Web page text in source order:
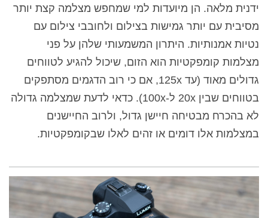
ידנית מלאה. הן מיועדות למי שמחפש מצלמה קצת יותר
מסיבית עם יותר גמישות בצילום ולחובבי צילום עם
נטיות אמנותיות. היתרון המשמעותי שלהן על פני
מצלמות קומפקטיות הוא הזום, שיכול להגיע לטווחים
גדולים מאוד (עד 125x, אם כי רוב הדגמים מסתפקים
בטווחים שבין 20x ל-100x). כדאי לדעת שמצלמה גדולה
לא בהכרח מבטיחה חיישן גדול, ולרוב החיישנים
במצלמות אלו דומים או זהים לאלו שבקומפקטיות.